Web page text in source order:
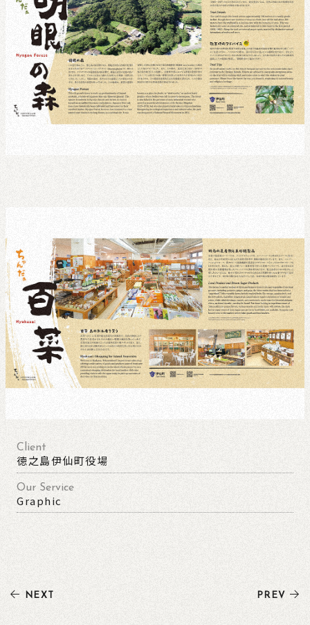
Client
徳之島伊仙町役場
Our Service
Graphic
PREV
NEXT